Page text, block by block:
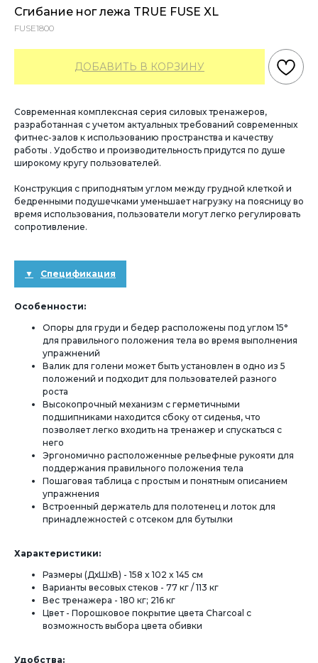
Сгибание ног лежа TRUE FUSE XL
FUSE1800
ДОБАВИТЬ В КОРЗИНУ
Современная комплексная серия силовых тренажеров,
разработанная с учетом актуальных требований современных
фитнес-залов к использованию пространства и качеству
работы . Удобство и производительность придутся по душе
широкому кругу пользователей.
Конструкция с приподнятым углом между грудной клеткой и
бедренными подушечками уменьшает нагрузку на поясницу во
время использования, пользователи могут легко регулировать
сопротивление.
Спецификация
Особенности:
Опоры для груди и бедер расположены под углом 15°
для правильного положения тела во время выполнения
упражнений
Валик для голени может быть установлен в одно из 5
положений и подходит для пользователей разного
роста
Высокопрочный механизм с герметичными
подшипниками находится сбоку от сиденья, что
позволяет легко входить на тренажер и спускаться с
него
Эргономично расположенные рельефные рукояти для
поддержания правильного положения тела
Пошаговая таблица с простым и понятным описанием
упражнения
Встроенный держатель для полотенец и лоток для
принадлежностей с отсеком для бутылки
Характеристики:
Размеры (ДхШхВ) - 158 x 102 x 145 см
Варианты весовых стеков - 77 кг / 113 кг
Вес тренажера - 180 кг; 216 кг
Цвет - Порошковое покрытие цвета Charcoal с
возможность выбора цвета обивки
Удобства: